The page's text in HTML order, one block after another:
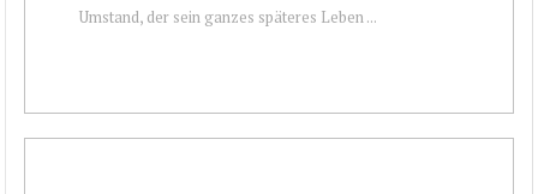
Umstand, der sein ganzes späteres Leben ...